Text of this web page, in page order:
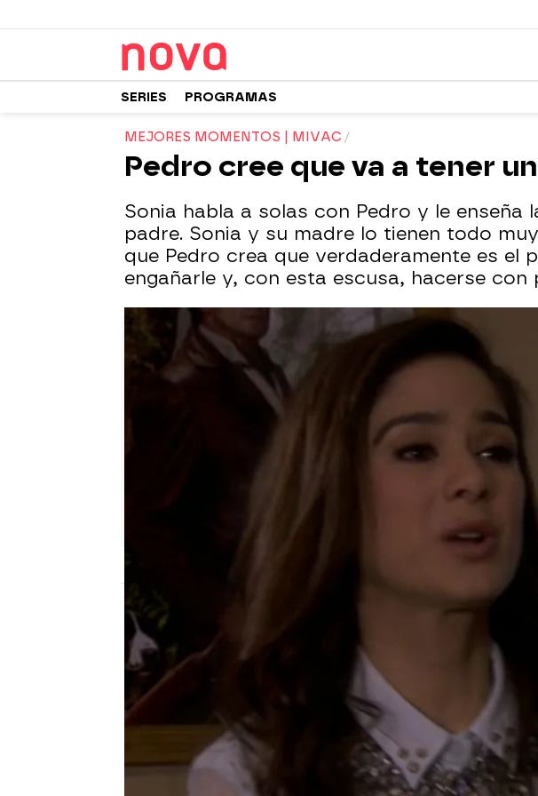
SERIES PROGRAMAS
MEJORES MOMENTOS | MIVAC
Pedro cree que va a tener
Sonia habla a solas con Pedro y le
padre. Sonia y su madre lo tienen todo
que Pedro crea que verdaderamente es el
engañarle y, con esta escusa, hacerse
Publicado: 24 de agosto de 2015, 18:12
Con lo que no cuentan madre e hija es
ocasiones las ha escuchado hablando
verdadero padre del niño. La joven
noticia se la cuenta a Pedro, pero Sonia
vuelve a engañarle.